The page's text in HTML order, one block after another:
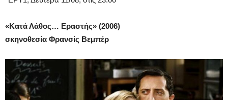
«Κατά Λάθος… Εραστής» (2006)
σκηνοθεσία Φρανσίς Βεμπέρ